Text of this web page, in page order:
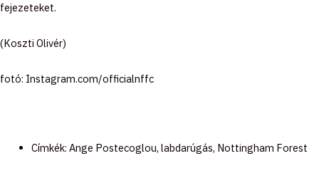
fejezeteket.
(Koszti Olivér)
fotó: Instagram.com/officialnffc
Címkék: Ange Postecoglou, labdarúgás, Nottingham Forest